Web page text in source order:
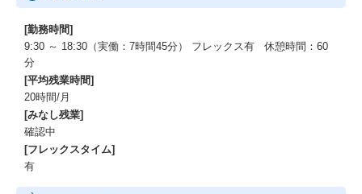
[勤務時間]
9:30 ～ 18:30（実働：7時間45分） フレックス有 休憩時間：60
分
[平均残業時間]
20時間/月
[みなし残業]
確認中
[フレックスタイム]
有